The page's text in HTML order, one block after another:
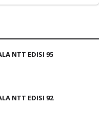
NTT EDISI 95
NTT EDISI 92